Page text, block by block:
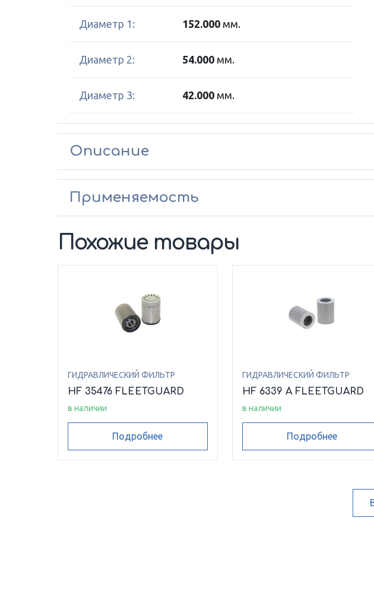
Диаметр 1: 152.000 мм.
Диаметр 2: 54.000 мм.
Диаметр 3: 42.000 мм.
Описание
Применяемость
Похожие товары
ГИДРАВЛИЧЕСКИЙ ФИЛЬТР
HF 35476 FLEETGUARD
в наличии
Подробнее
ГИДРАВЛИЧЕСКИЙ ФИЛЬТР
HF 6339 A FLEETGUARD
в наличии
Подробнее